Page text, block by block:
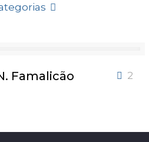
Famalicão 2